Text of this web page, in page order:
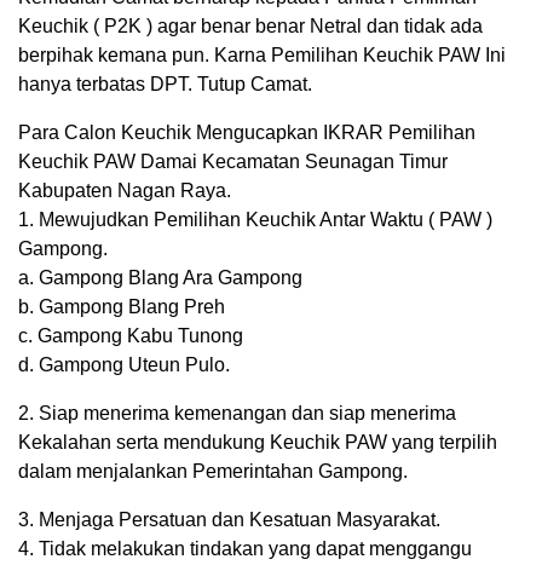
Keuchik ( P2K ) agar benar benar Netral dan tidak ada
berpihak kemana pun. Karna Pemilihan Keuchik PAW Ini
hanya terbatas DPT. Tutup Camat.
Para Calon Keuchik Mengucapkan IKRAR Pemilihan
Keuchik PAW Damai Kecamatan Seunagan Timur
Kabupaten Nagan Raya.
1. Mewujudkan Pemilihan Keuchik Antar Waktu ( PAW )
Gampong.
a. Gampong Blang Ara Gampong
b. Gampong Blang Preh
c. Gampong Kabu Tunong
d. Gampong Uteun Pulo.
2. Siap menerima kemenangan dan siap menerima
Kekalahan serta mendukung Keuchik PAW yang terpilih
dalam menjalankan Pemerintahan Gampong.
3. Menjaga Persatuan dan Kesatuan Masyarakat.
4. Tidak melakukan tindakan yang dapat menggangu